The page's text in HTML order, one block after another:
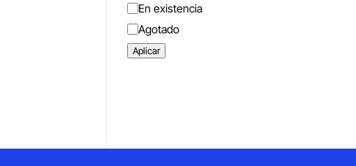
Estado
En existencia
Agotado
Aplicar